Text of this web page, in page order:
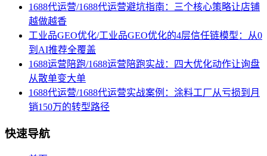
1688代运营/1688代运营避坑指南：三个核心策略让店铺
越做越香
工业品GEO优化/工业品GEO优化的4层信任链模型：从0
到AI推荐全覆盖
1688运营陪跑/1688运营陪跑实战：四大优化动作让询盘
从散单变大单
1688代运营/1688代运营实战案例：涂料工厂从亏损到月
销150万的转型路径
快速导航